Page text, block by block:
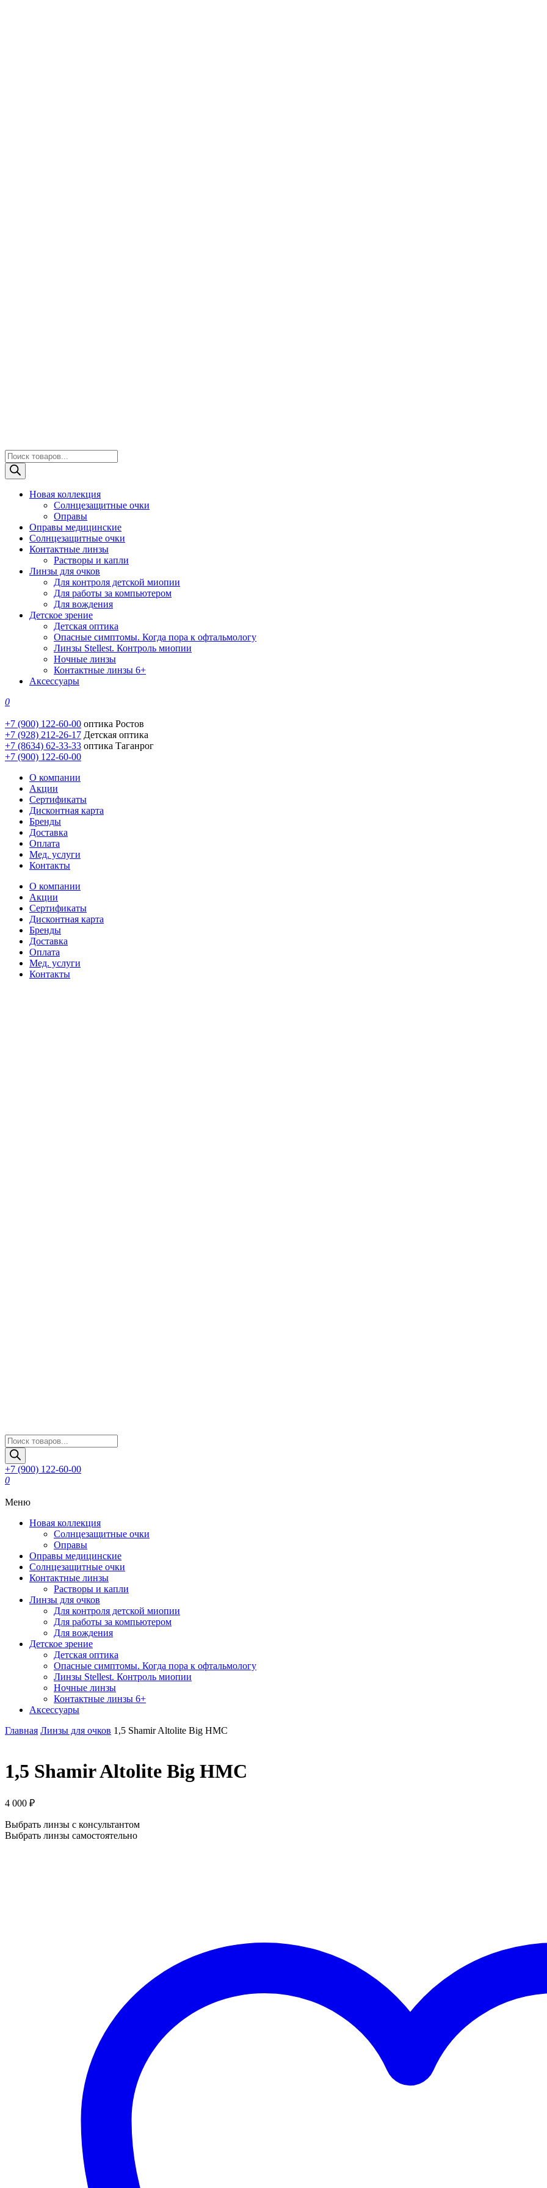
Поиск
товаров
Новая коллекция
Солнцезащитные очки
Оправы
Оправы медицинские
Солнцезащитные очки
Контактные линзы
Растворы и капли
Линзы для очков
Для контроля детской миопии
Для работы за компьютером
Для вождения
Детское зрение
Детская оптика
Опасные симптомы. Когда пора к офтальмологу
Линзы Stellest. Контроль миопии
Ночные линзы
Контактные линзы 6+
Аксессуары
0
+7 (900) 122-60-00 оптика Ростов
+7 (928) 212-26-17 Детская оптика
+7 (8634) 62-33-33 оптика Таганрог
+7 (900) 122-60-00
О компании
Акции
Сертификаты
Дисконтная карта
Бренды
Доставка
Оплата
Мед. услуги
Контакты
О компании
Акции
Сертификаты
Дисконтная карта
Бренды
Доставка
Оплата
Мед. услуги
Контакты
Поиск
товаров
+7 (900) 122-60-00
0
Меню
Новая коллекция
Солнцезащитные очки
Оправы
Оправы медицинские
Солнцезащитные очки
Контактные линзы
Растворы и капли
Линзы для очков
Для контроля детской миопии
Для работы за компьютером
Для вождения
Детское зрение
Детская оптика
Опасные симптомы. Когда пора к офтальмологу
Линзы Stellest. Контроль миопии
Ночные линзы
Контактные линзы 6+
Аксессуары
Главная Линзы для очков 1,5 Shamir Altolite Big HMC
1,5 Shamir Altolite Big HMC
4 000 ₽
Выбрать линзы с консультантом
Выбрать линзы самостоятельно